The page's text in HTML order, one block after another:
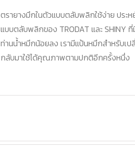
ตรายางมึกในตัวแบบตลับพลิกใช้ง่าย ประ
แบบตลับพลิกของ TRODAT และ SHINY
ท่านน้ำหมึกน้อยลง เรามีแป้นหมึกสำหรับเ
กลับมาใช้ได้คุณภาพตามปกติอีกครั้งหนึ่ง